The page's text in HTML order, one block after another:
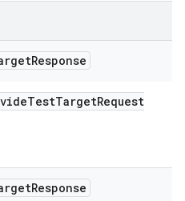
Response
TestTargetRequest
Response